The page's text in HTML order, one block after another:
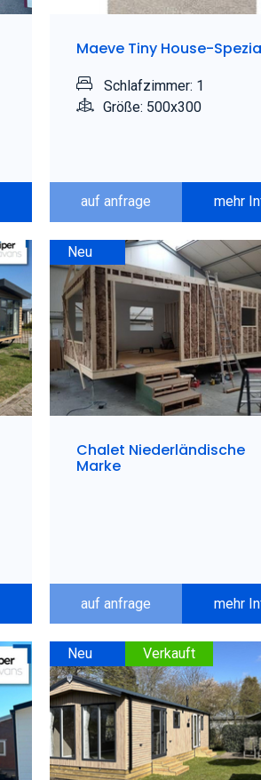
Maeve Tiny House-
Schlafzimmer: 1
Größe: 500x300
auf anfrage mehr
Neu
Chalet Niederländische
Marke
auf anfrage mehr
Neu Verkauft